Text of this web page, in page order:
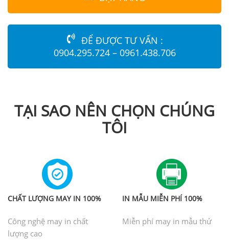
ĐỂ ĐƯỢC TƯ VẤN :
0904.295.724 – 0961.438.706
TẠI SAO NÊN CHỌN CHÚNG
TÔI
CHẤT LƯỢNG MAY IN 100%
Công nghệ may in chất
lượng cao
IN MẪU MIỄN PHÍ 100%
Miễn phí may in mẫu thử